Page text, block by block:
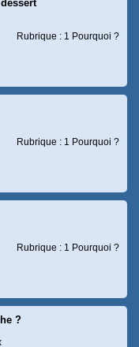
Rubrique : 1 Pourquoi ?
Rubrique : 1 Pourquoi ?
Rubrique : 1 Pourquoi ?
?